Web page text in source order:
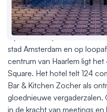
Aantal hotelkamers
124
Hotelclassificatie
Op steenworp afstand van
stad Amsterdam en op
centrum van Haarlem ligt
Square. Het hotel telt 124
Bar & Kitchen Zocher als
gloednieuwe
in de kracht van meetings